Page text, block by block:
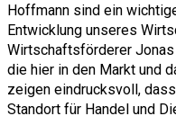
Hoffmann sind ein
Entwicklung unseres
Wirtschaftsförderer
die hier in den Markt und
zeigen eindrucksvoll,
Standort für Handel und